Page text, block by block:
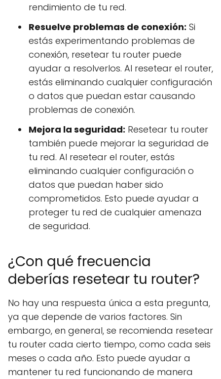
rendimiento de tu red.
Resuelve problemas de conexión: Si
estás experimentando problemas de
conexión, resetear tu router puede
ayudar a resolverlos. Al resetear el router,
estás eliminando cualquier configuración
o datos que puedan estar causando
problemas de conexión.
Mejora la seguridad: Resetear tu router
también puede mejorar la seguridad de
tu red. Al resetear el router, estás
eliminando cualquier configuración o
datos que puedan haber sido
comprometidos. Esto puede ayudar a
proteger tu red de cualquier amenaza
de seguridad.
¿Con qué frecuencia
deberías resetear tu router?
No hay una respuesta única a esta pregunta,
ya que depende de varios factores. Sin
embargo, en general, se recomienda resetear
tu router cada cierto tiempo, como cada seis
meses o cada año. Esto puede ayudar a
mantener tu red funcionando de manera